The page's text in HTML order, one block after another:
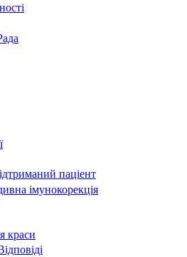
паціент
імунокорекція
краси